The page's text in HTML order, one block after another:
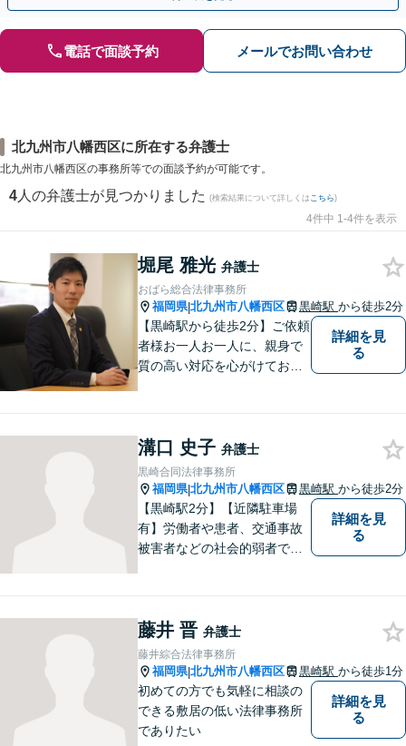
電話で面談予約 メールでお問い合わせ
北九州市八幡西区に所在する弁護士
北九州市八幡西区の事務所等での面談予約が可能です。
4 人の弁護士が見つかりました (検索結果について詳しくは こちら)
4件中 1-4件を表示
堀尾 雅光 弁護士
おばら総合法律事務所
福岡県|北九州市八幡西区 黒崎駅 から徒歩2分
【黒崎駅から徒歩2分】ご依頼
者様お一人お一人に、親身で
質の高い対応を心がけており
応可能。英語での法律相談・
英文契約書の作成・チェック
も対応可能です。
詳細を見
る
溝口 史子 弁護士
黒崎合同法律事務所
福岡県|北九州市八幡西区 黒崎駅 から徒歩2分
【黒崎駅2分】【近隣駐車場
有】労働者や患者、交通事故
被害者などの社会的弱者であ
依頼者の皆様にとってより良
い解決が得られるよう、尽力
します。お気軽にご相談くだ
さい。
詳細を見
る
藤井 晋 弁護士
藤井綜合法律事務所
福岡県|北九州市八幡西区 黒崎駅 から徒歩1分
初めての方でも気軽に相談の
できる敷居の低い法律事務所
でありたい
詳細を見
る